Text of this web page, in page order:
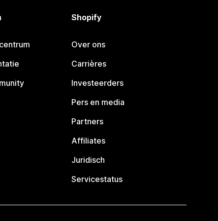
Shopify
Over ons
Carrières
Investeerders
Pers en media
Partners
Affiliates
Juridisch
Servicestatus